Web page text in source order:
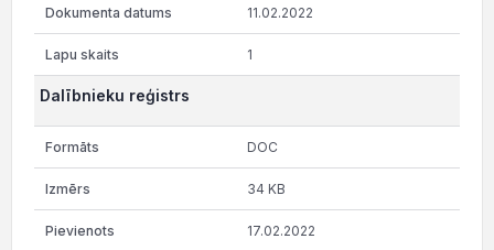
11.02.2022
1
Dalībnieku reģistrs
DOC
34 KB
17.02.2022